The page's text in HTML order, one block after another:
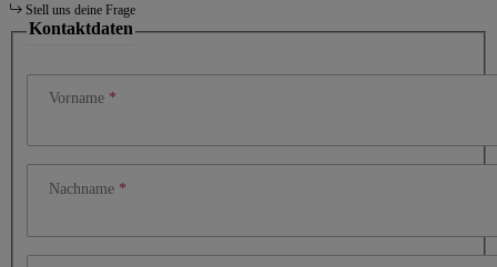
Stell uns deine Frage
Kontaktdaten
Vorname
Nachname